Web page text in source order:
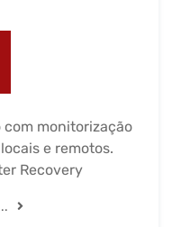
monitorização
e remotos.
Recovery